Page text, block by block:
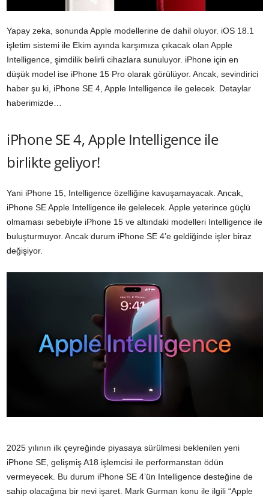
Yapay zeka, sonunda Apple modellerine de dahil oluyor. iOS 18.1
işletim sistemi ile Ekim ayında karşımıza çıkacak olan Apple
Intelligence, şimdilik belirli cihazlara sunuluyor. iPhone için en
düşük model ise iPhone 15 Pro olarak görülüyor. Ancak, sevindirici
haber şu ki, iPhone SE 4, Apple Intelligence ile gelecek. Detaylar
haberimizde…
iPhone SE 4, Apple Intelligence ile
birlikte geliyor!
Yani iPhone 15, Intelligence özelliğine kavuşamayacak. Ancak,
iPhone SE Apple Intelligence ile gelelecek. Apple yeterince güçlü
olmaması sebebiyle iPhone 15 ve altındaki modelleri Intelligence ile
buluşturmuyor. Ancak durum iPhone SE 4’e geldiğinde işler biraz
değişiyor.
2025 yılının ilk çeyreğinde piyasaya sürülmesi beklenilen yeni
iPhone SE, gelişmiş A18 işlemcisi ile performanstan ödün
vermeyecek. Bu durum iPhone SE 4’ün Intelligence desteğine de
sahip olacağına bir nevi işaret. Mark Gurman konu ile ilgili “Apple